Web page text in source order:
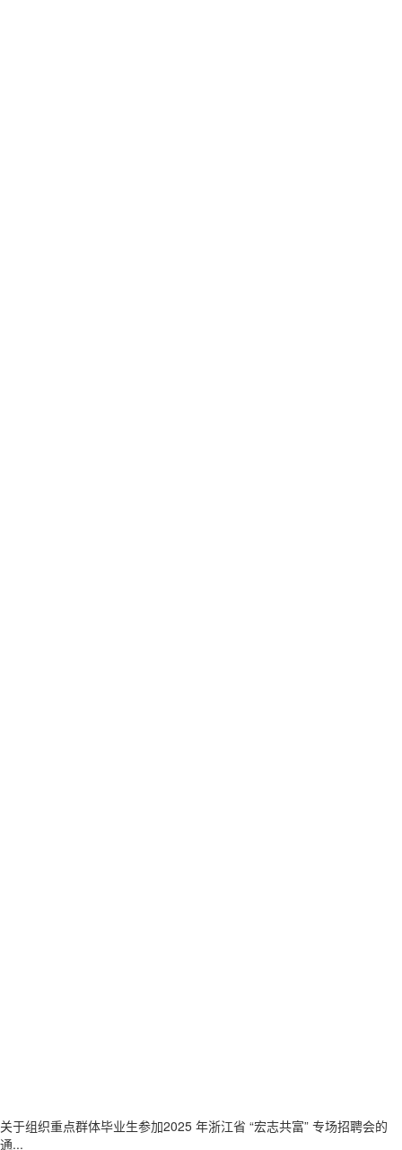
关于组织重点群体毕业生参加2025 年浙江省 “宏志共富” 专场招聘会的
通...